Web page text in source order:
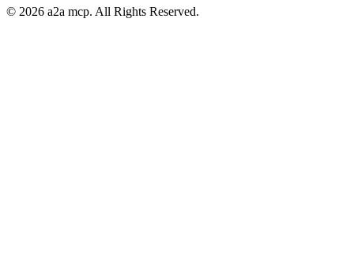
© 2026 a2a mcp. All Rights Reserved.